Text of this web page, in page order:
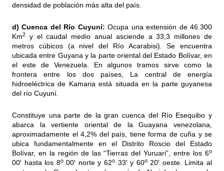
densidad de población más alta del país.
d) Cuenca del Río Cuyuní:Ocupa una extensión de 46.300
Km2
y el caudal medio anual asciende a 33,3 millones de
metros cúbicos (a nivel del Río Acarabisi). Se encuentra
ubicada entre Guyana y la parte oriental del Estado Bolívar, en
el este de Venezuela. En algunos tramos sirve como la
frontera entre los dos países, La central de energía
hidroeléctrica de Kamaria está situada en la parte guyanesa
del río Cuyuní.
Constituye una parte de la gran cuenca del Río Esequibo y
abarca la vertiente oriental de la Guayana venezolana,
aproximadamente el 4,2% del país, tiene forma de cuña y se
ubica fundamentalmente en el Distrito Roscio del Estado
Bolívar, en la región de las “Tierras del Yuruari”, entre los 6o
00′ hasta los 8o00′ norte y 62o 33′ y 60o20′ oeste. Limita al